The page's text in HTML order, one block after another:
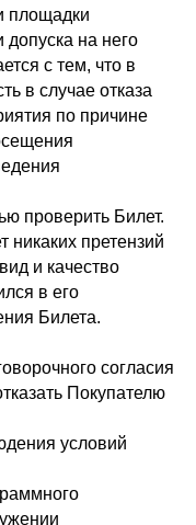
площадки
на него
с тем, что в
в случае отказа
по причине
проверить Билет.
никаких претензий
и качество
в его
Билета.
согласия
Покупателю
условий